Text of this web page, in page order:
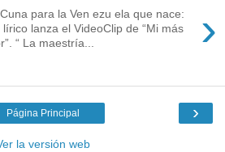
›
para la Ven ezu ela que nace:
lanza el VideoClip de “Mi más
“ La maestría...
›
Página Principal
la versión web